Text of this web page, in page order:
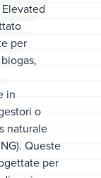
per
in
o
naturale
Queste
per